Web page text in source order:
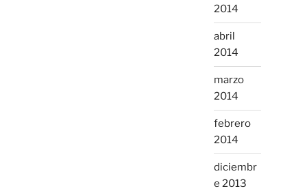
2014
abril
2014
marzo
2014
febrero
2014
diciembr
e 2013